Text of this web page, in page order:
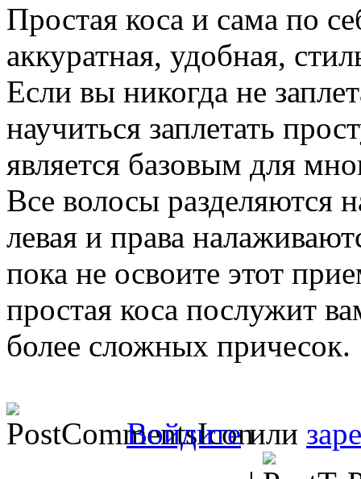
Простая коса и сама по
аккуратная, удобная,
Если вы никогда не
научиться заплетать
является базовым для
Все волосы разделяются
левая и права
пока не освоите этот
простая коса послужит
более сложных причесок.
Войдитеили